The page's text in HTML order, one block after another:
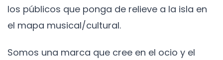
los públicos que ponga de relieve a la isla en
el mapa musical/cultural.
Somos una marca que cree en el ocio y el